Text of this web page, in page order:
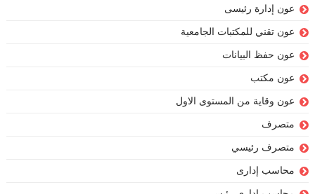
عون إدارة رئيسى
عون تقني للمكتبات الجامعية
عون حفظ البيانات
عون مكتب
عون وقاية من المستوى الاول
متصرف
متصرف رئيسي
محاسب إدارى